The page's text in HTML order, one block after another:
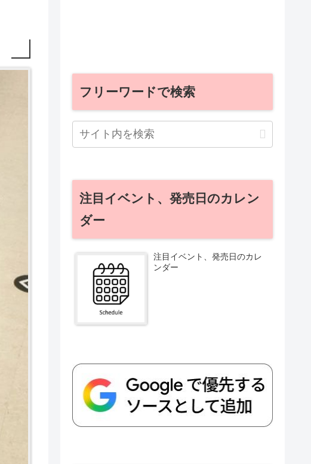
フリーワードで検索
注目イベント、発売日のカレン
ダー
注目イベント、発売日のカレ
ンダー